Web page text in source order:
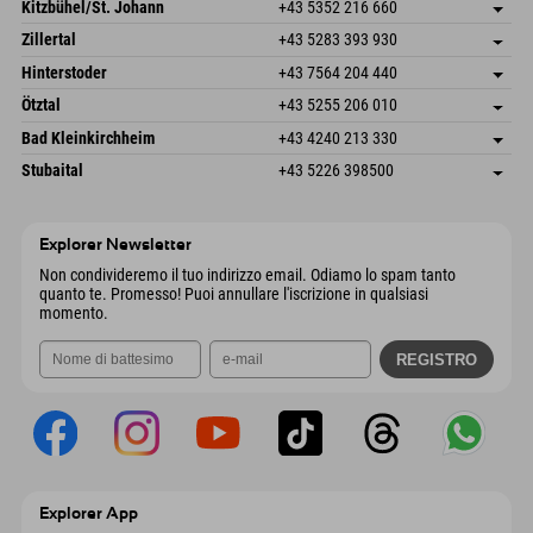
6793 Gaschurn/Montafon
Austria
Informazioni sull'arrivo
Prenotazione
Kitzbühel/St. Johann +43 5352 216 660
Speckbacherstraße 87
Austria
Salva indirizzo
Prenotazione
Zillertal +43 5283 393 930
Schmiedau 2
6272 Kaltenbach im Zillertal
Austria
Salva indirizzo
Informazioni sull'arrivo
Prenotazione
Hinterstoder +43 7564 204 440
Freizeitpark 10
Austria
Salva indirizzo
Prenotazione
Ötztal +43 5255 206 010
Gscheat 14
6441 Umhausen
Austria
Salva indirizzo
Informazioni sull'arrivo
Prenotazione
Bad Kleinkirchheim +43 4240 213 330
Dorfstraße 24
Salva indirizzo
Stubaital +43 5226 398500
Explorer Newsletter
Non condivideremo il tuo indirizzo email. Odiamo lo spam tanto
quanto te. Promesso! Puoi annullare l'iscrizione in qualsiasi
momento.
Explorer App